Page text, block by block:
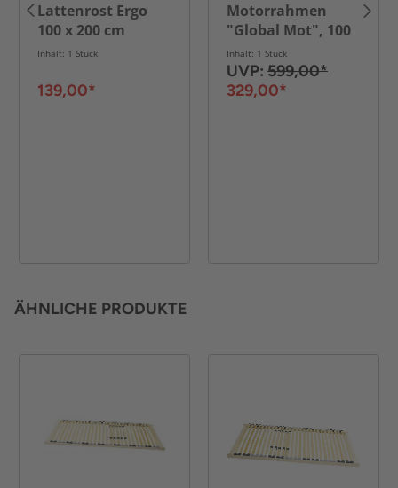
Lattenrost Ergo
100 x 200 cm
Inhalt: 1 Stück
139,00*
Motorrahmen
"Global Mot", 100
x 200 cm
Inhalt: 1 Stück
UVP: 599,00*
329,00*
ÄHNLICHE PRODUKTE